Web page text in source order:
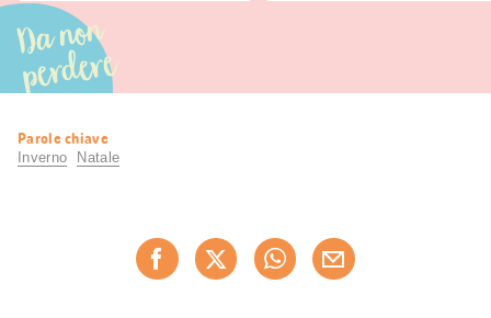
Da non
perdere
Informazioni
utili
Parole chiave
Inverno Natale
Consiglia ora